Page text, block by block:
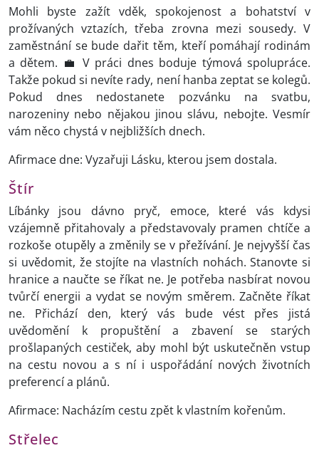
Mohli byste zažít vděk, spokojenost a bohatství v
prožívaných vztazích, třeba zrovna mezi sousedy. V
zaměstnání se bude dařit těm, kteří pomáhají rodinám
a dětem. 💼 V práci dnes boduje týmová spolupráce.
Takže pokud si nevíte rady, není hanba zeptat se kolegů.
Pokud dnes nedostanete pozvánku na svatbu,
narozeniny nebo nějakou jinou slávu, nebojte. Vesmír
vám něco chystá v nejbližších dnech.
Afirmace dne: Vyzařuji Lásku, kterou jsem dostala.
Štír
Líbánky jsou dávno pryč, emoce, které vás kdysi
vzájemně přitahovaly a představovaly pramen chtíče a
rozkoše otupěly a změnily se v přežívání. Je nejvyšší čas
si uvědomit, že stojíte na vlastních nohách. Stanovte si
hranice a naučte se říkat ne. Je potřeba nasbírat novou
tvůrčí energii a vydat se novým směrem. Začněte říkat
ne. Přichází den, který vás bude vést přes jistá
uvědomění k propuštění a zbavení se starých
prošlapaných cestiček, aby mohl být uskutečněn vstup
na cestu novou a s ní i uspořádání nových životních
preferencí a plánů.
Afirmace: Nacházím cestu zpět k vlastním kořenům.
Střelec